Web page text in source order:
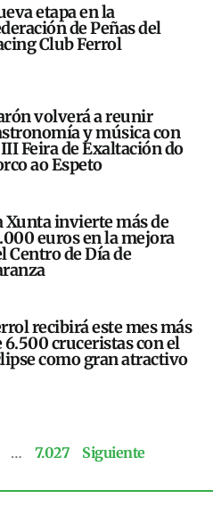
etapa en la
de Peñas del
Club Ferrol
volverá a reunir
y música con
Feira de Exaltación do
ao Espeto
Xunta invierte más de
euros en la mejora
Centro de Día de
recibirá este mes más
6.500 cruceristas con el
como gran atractivo
… 7.027 Siguiente